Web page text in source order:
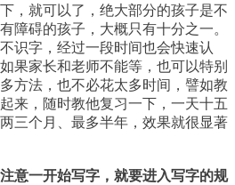
，就可以了，绝大部分的孩子是不
障碍的孩子，大概只有十分之一。
识字，经过一段时间也会快速认
果家长和老师不能等，也可以特别
方法，也不必花太多时间，譬如教
来，随时教他复习一下，一天十五
三个月、最多半年，效果就很显著
意一开始写字，就要进入写字的规